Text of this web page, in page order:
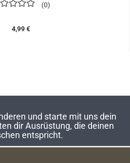
0
4,99 €
und starte mit uns dein
dir Ausrüstung, die deinen
entspricht.